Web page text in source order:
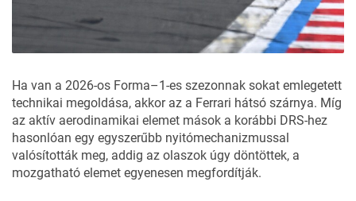
Ha van a 2026-os Forma–1-es szezonnak sokat emlegetett
technikai megoldása, akkor az a Ferrari hátsó szárnya. Míg
az aktív aerodinamikai elemet mások a korábbi DRS-hez
hasonlóan egy egyszerűbb nyitómechanizmussal
valósították meg, addig az olaszok úgy döntöttek, a
mozgatható elemet egyenesen megfordítják.